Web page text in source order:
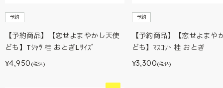
予約
【予約商品】【恋せよまやかし天使
ども】Tｼｬﾂ 桂 おとぎLｻｲｽﾞ
¥4,950 (税込)
予約
【予約商品】【恋せよまや
ども】ﾏｽｺｯﾄ 桂 おとぎ
¥3,300(税込)